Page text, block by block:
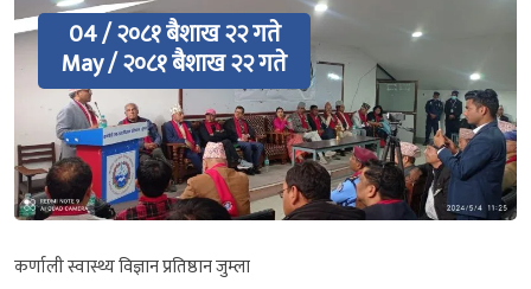
04 / २०८१ बैशाख २२ गते
May / २०८१ बैशाख २२ गते
कर्णाली स्वास्थ्य विज्ञान प्रतिष्ठान जुम्ला